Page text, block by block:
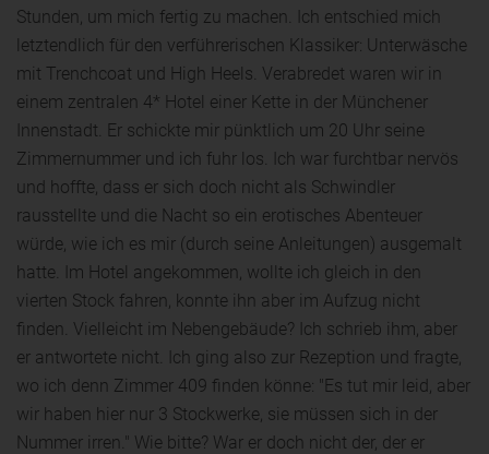
Stunden, um mich fertig zu machen. Ich entschied mich
letztendlich für den verführerischen Klassiker: Unterwäsche
mit Trenchcoat und High Heels. Verabredet waren wir in
einem zentralen 4* Hotel einer Kette in der Münchener
Innenstadt. Er schickte mir pünktlich um 20 Uhr seine
Zimmernummer und ich fuhr los. Ich war furchtbar nervös
und hoffte, dass er sich doch nicht als Schwindler
rausstellte und die Nacht so ein erotisches Abenteuer
würde, wie ich es mir (durch seine Anleitungen) ausgemalt
hatte. Im Hotel angekommen, wollte ich gleich in den
vierten Stock fahren, konnte ihn aber im Aufzug nicht
finden. Vielleicht im Nebengebäude? Ich schrieb ihm, aber
er antwortete nicht. Ich ging also zur Rezeption und fragte,
wo ich denn Zimmer 409 finden könne: "Es tut mir leid, aber
wir haben hier nur 3 Stockwerke, sie müssen sich in der
Nummer irren." Wie bitte? War er doch nicht der, der er